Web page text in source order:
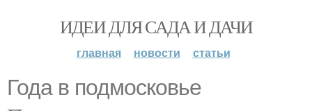
ИДЕИ ДЛЯ САДА И ДАЧИ
главная новости статьи
Года в подмосковье